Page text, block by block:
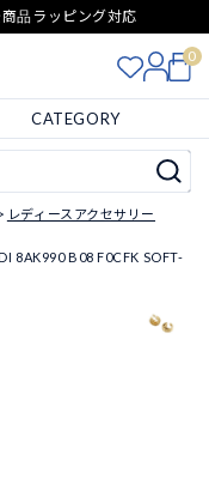
品ラッピング対応
0
CATEGORY
レディースアクセサリー
8AK990 B08 F0CFK SOFT-